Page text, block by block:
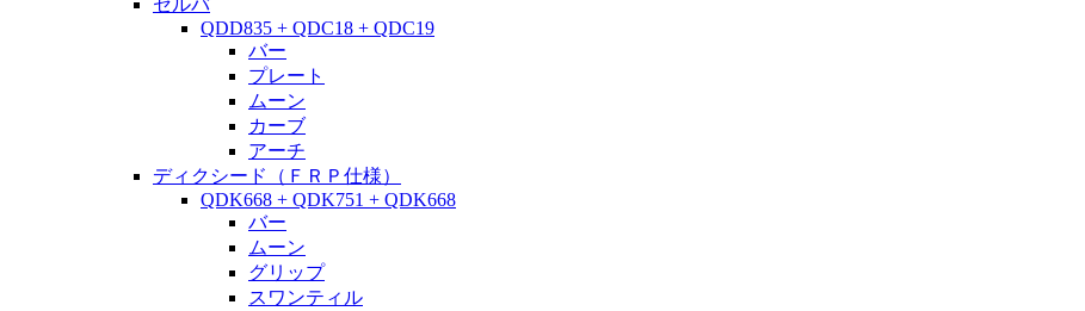
セルバ
QDD835 + QDC18 + QDC19
バー
プレート
ムーン
カーブ
アーチ
ディクシード（ＦＲＰ仕様）
QDK668 + QDK751 + QDK668
バー
ムーン
グリップ
スワンティル